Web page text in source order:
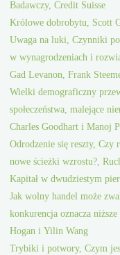
Badawczy, Credit Suisse
Królowe dobrobytu, Scott
Uwaga na luki, Czynniki
w wynagrodzeniach i
Gad Levanon, Frank
Wielki demograficzny
społeczeństwa, malejące
Charles Goodhart i Manoj
Odrodzenie się reszty, Czy
nowe ścieżki wzrostu?,
Kapitał w dwudziestym
Jak wolny handel może
konkurencja oznacza
Hogan i Yilin Wang
Trybiki i potwory, Czym